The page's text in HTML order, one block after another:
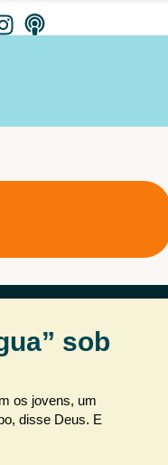
sob
os jovens, um
disse Deus. E